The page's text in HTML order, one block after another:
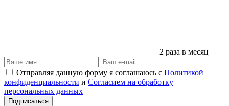
2 раза в месяц
Отправляя данную форму я соглашаюсь с Политикой
конфиденциальности и Согласием на обработку
персональных данных
Подписаться